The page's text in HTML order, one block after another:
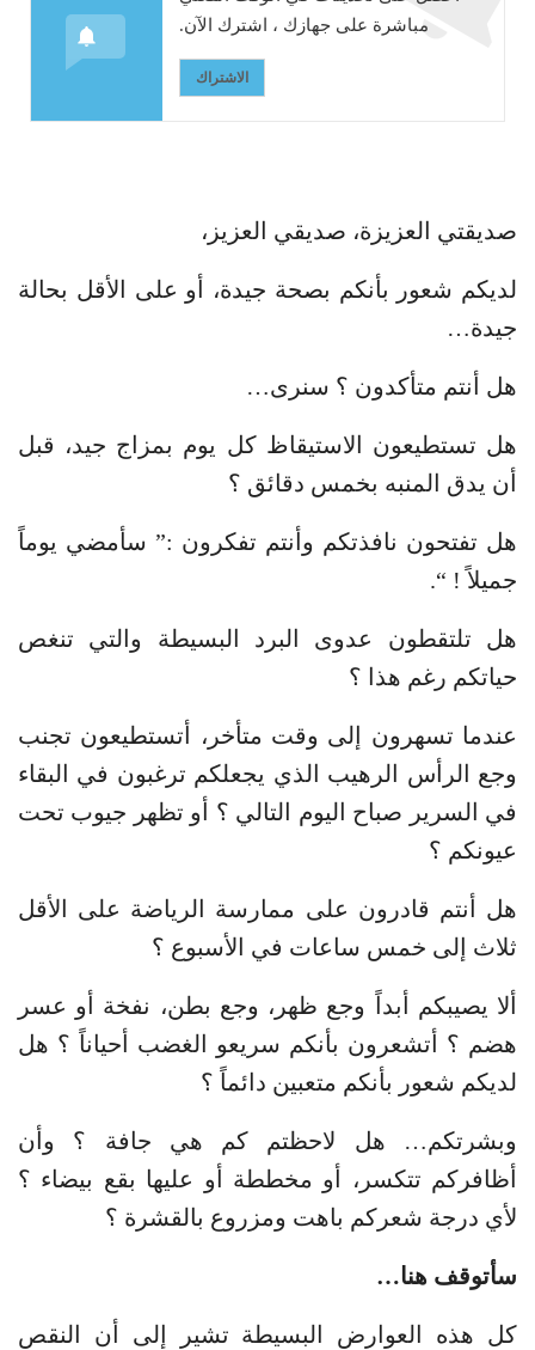
مباشرة على جهازك ، اشترك الآن.
الاشتراك
صديقتي العزيزة، صديقي العزيز،
لديكم شعور بأنكم بصحة جيدة، أو على الأقل بحالة
جيدة…
هل أنتم متأكدون ؟ سنرى…
هل تستطيعون الاستيقاظ كل يوم بمزاج جيد، قبل
أن يدق المنبه بخمس دقائق ؟
هل تفتحون نافذتكم وأنتم تفكرون :” سأمضي يوماً
جميلاً ! “.
هل تلتقطون عدوى البرد البسيطة والتي تنغص
حياتكم رغم هذا ؟
عندما تسهرون إلى وقت متأخر، أتستطيعون تجنب
وجع الرأس الرهيب الذي يجعلكم ترغبون في البقاء
في السرير صباح اليوم التالي ؟ أو تظهر جيوب تحت
عيونكم ؟
هل أنتم قادرون على ممارسة الرياضة على الأقل
ثلاث إلى خمس ساعات في الأسبوع ؟
ألا يصيبكم أبداً وجع ظهر، وجع بطن، نفخة أو عسر
هضم ؟ أتشعرون بأنكم سريعو الغضب أحياناً ؟ هل
لديكم شعور بأنكم متعبين دائماً ؟
وبشرتكم… هل لاحظتم كم هي جافة ؟ وأن
أظافركم تتكسر، أو مخططة أو عليها بقع بيضاء ؟
لأي درجة شعركم باهت ومزروع بالقشرة ؟
سأتوقف هنا…
كل هذه العوارض البسيطة تشير إلى أن النقص